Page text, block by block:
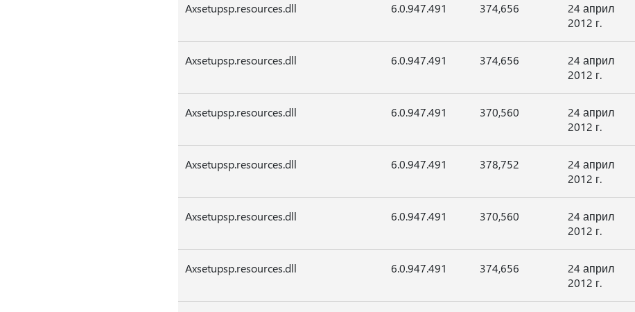
Axsetupsp.resources.dll 6.0.947.491 374,656
24 април
2012 г.
Axsetupsp.resources.dll 6.0.947.491 374,656
24 април
2012 г.
Axsetupsp.resources.dll 6.0.947.491 370,560
24 април
2012 г.
Axsetupsp.resources.dll 6.0.947.491 378,752
24 април
2012 г.
Axsetupsp.resources.dll 6.0.947.491 370,560
24 април
2012 г.
Axsetupsp.resources.dll 6.0.947.491 374,656
24 април
2012 г.